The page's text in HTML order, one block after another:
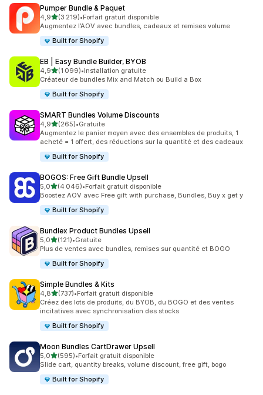
Pumper Bundle & Paquet
4,9étoile(s) sur 5
(3 219)
3219 avis au total
•Forfait gratuit disponible
Augmentez l’AOV avec bundles, cadeaux et remises volume
Built for Shopify
EB | Easy Bundle Builder, BYOB
4,9étoile(s) sur 5
(1 099)
1099 avis au total
•Installation gratuite
Créateur de bundles Mix and Match ou Build a Box
Built for Shopify
SMART Bundles Volume Discounts
4,9étoile(s) sur 5
(265)
265 avis au total
•Gratuite
Augmentez le panier moyen avec des ensembles de produits, 1
acheté = 1 offert, des réductions sur la quantité et des cadeaux
Built for Shopify
BOGOS: Free Gift Bundle Upsell
5,0étoile(s) sur 5
(4 046)
4046 avis au total
•Forfait gratuit disponible
Boostez AOV avec Free gift with purchase, Bundles, Buy x get y
Built for Shopify
Bundlex Product Bundles Upsell
5,0étoile(s) sur 5
(121)
121 avis au total
•Gratuite
Plus de ventes avec bundles, remises sur quantité et BOGO
Built for Shopify
Simple Bundles & Kits
4,8étoile(s) sur 5
(737)
737 avis au total
•Forfait gratuit disponible
Créez des lots de produits, du BYOB, du BOGO et des ventes
incitatives avec synchronisation des stocks
Built for Shopify
Moon Bundles CartDrawer Upsell
5,0étoile(s) sur 5
(595)
595 avis au total
•Forfait gratuit disponible
Slide cart, quantity breaks, volume discount, free gift, bogo
Built for Shopify